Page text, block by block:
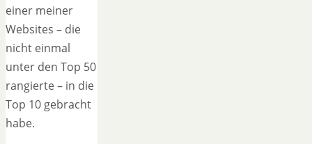
einer meiner
Websites – die
nicht einmal
unter den Top 50
rangierte – in die
Top 10 gebracht
habe.